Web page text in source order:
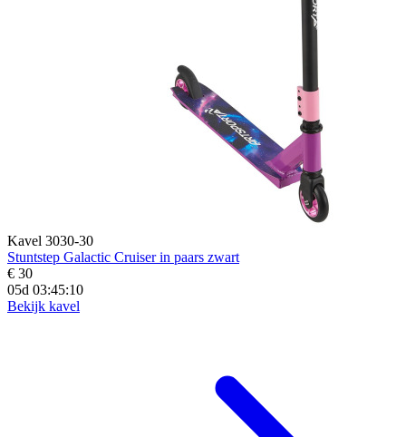
Kavel 3030-30
Stuntstep Galactic Cruiser in paars zwart
€ 30
05d 03:45:09
Bekijk kavel